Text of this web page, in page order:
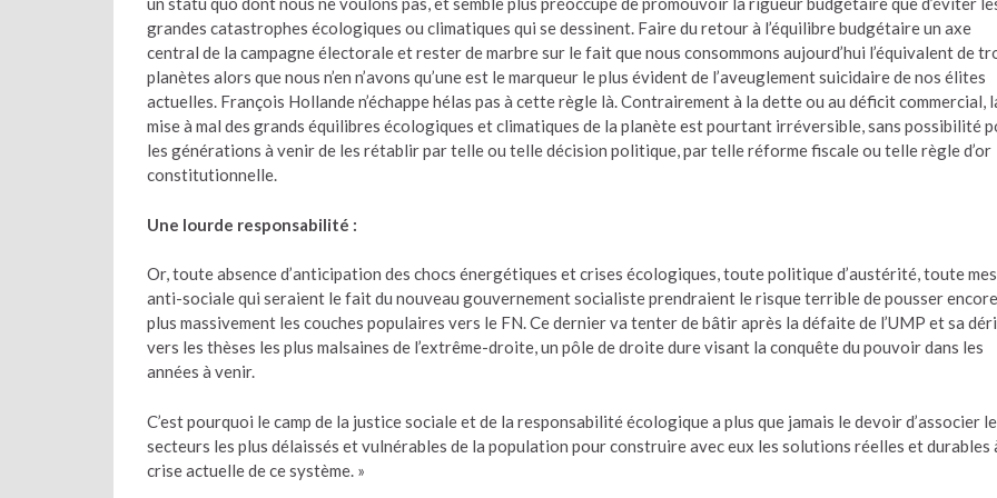
grandes catastrophes écologiques ou climatiques qui se dessinent. Faire du retour à l’équilibre budgétaire un axe
central de la campagne électorale et rester de marbre sur le fait que nous consommons aujourd’hui l’équivalent de
planètes alors que nous n’en n’avons qu’une est le marqueur le plus évident de l’aveuglement suicidaire de nos élites
actuelles. François Hollande n’échappe hélas pas à cette règle là. Contrairement à la dette ou au déficit commercial,
mise à mal des grands équilibres écologiques et climatiques de la planète est pourtant irréversible, sans possibilité
les générations à venir de les rétablir par telle ou telle décision politique, par telle réforme fiscale ou telle règle d’or
constitutionnelle.
Une lourde responsabilité :
Or, toute absence d’anticipation des chocs énergétiques et crises écologiques, toute politique d’austérité, toute
anti-sociale qui seraient le fait du nouveau gouvernement socialiste prendraient le risque terrible de pousser encore
plus massivement les couches populaires vers le FN. Ce dernier va tenter de bâtir après la défaite de l’UMP et sa
vers les thèses les plus malsaines de l’extrême-droite, un pôle de droite dure visant la conquête du pouvoir dans les
années à venir.
C’est pourquoi le camp de la justice sociale et de la responsabilité écologique a plus que jamais le devoir d’associer
secteurs les plus délaissés et vulnérables de la population pour construire avec eux les solutions réelles et durables
crise actuelle de ce système. »